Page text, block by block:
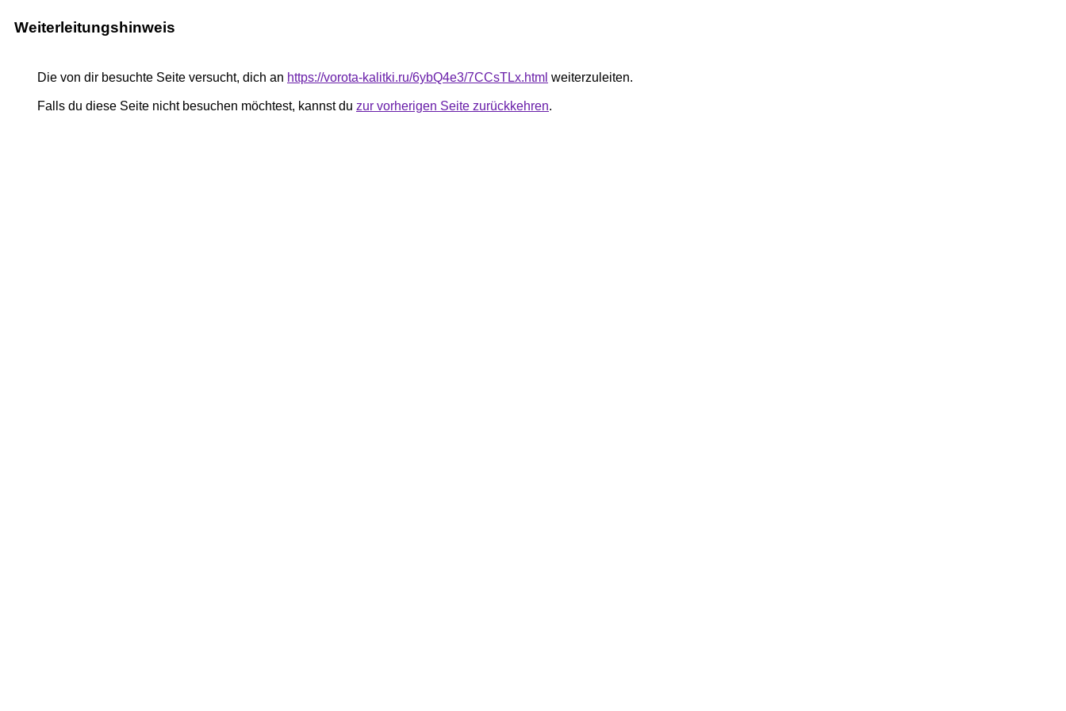
Weiterleitungshinweis
Die von dir besuchte Seite versucht, dich an https://vorota-kalitki.ru/6ybQ4e3/7CCsTLx.html weiterzuleiten.
Falls du diese Seite nicht besuchen möchtest, kannst du zur vorherigen Seite zurückkehren.